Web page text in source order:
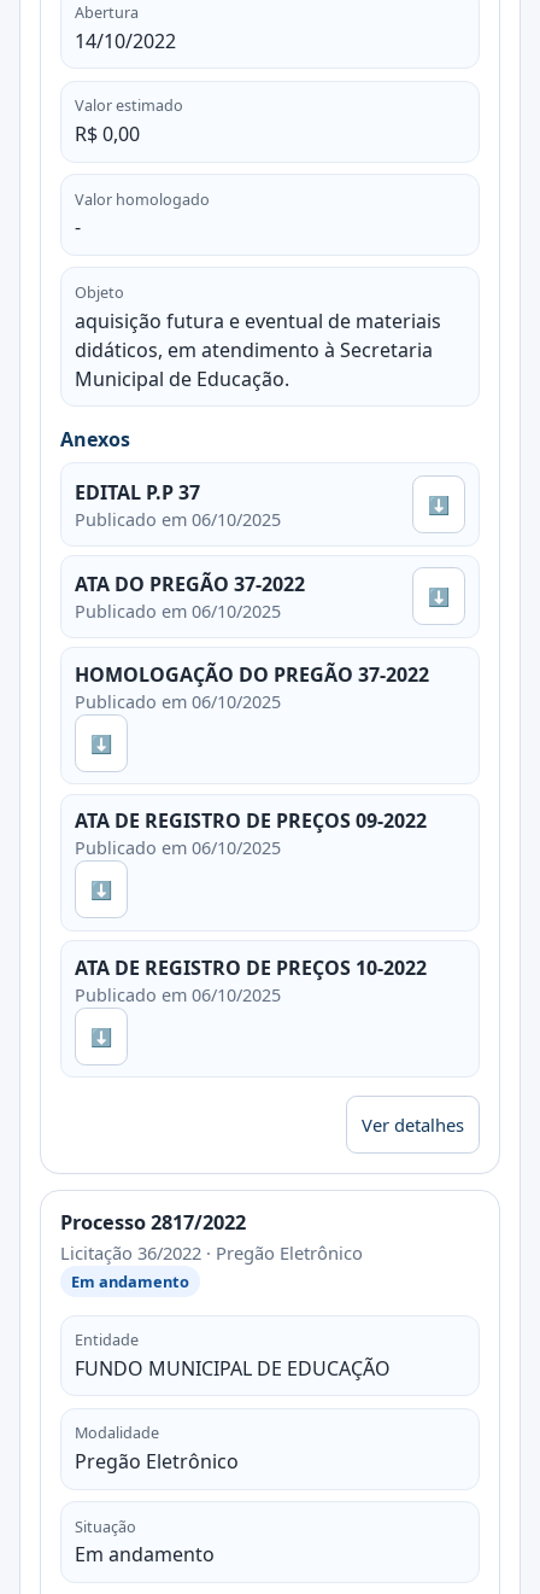
Abertura
14/10/2022
Valor estimado
R$ 0,00
Valor homologado
-
Objeto
aquisição futura e eventual de materiais
didáticos, em atendimento à Secretaria
Municipal de Educação.
Anexos
EDITAL P.P 37
Publicado em 06/10/2025
⬇
ATA DO PREGÃO 37-2022
Publicado em 06/10/2025
⬇
HOMOLOGAÇÃO DO PREGÃO 37-2022
Publicado em 06/10/2025
⬇
ATA DE REGISTRO DE PREÇOS 09-2022
Publicado em 06/10/2025
⬇
ATA DE REGISTRO DE PREÇOS 10-2022
Publicado em 06/10/2025
⬇
Ver detalhes
Processo 2817/2022
Licitação 36/2022 · Pregão Eletrônico
Em andamento
Entidade
FUNDO MUNICIPAL DE EDUCAÇÃO
Modalidade
Pregão Eletrônico
Situação
Em andamento